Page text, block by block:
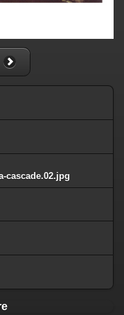
cascade.02.jpg